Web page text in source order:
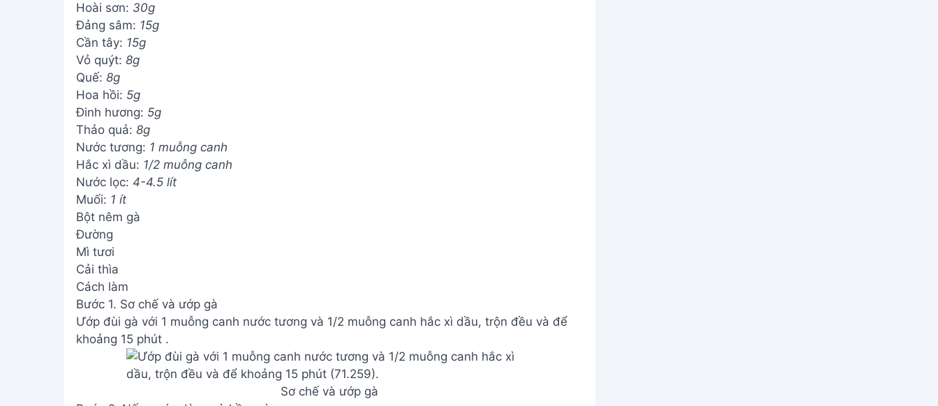
Hoài sơn: 30g
Đảng sâm: 15g
Cần tây: 15g
Vỏ quýt: 8g
Quế: 8g
Hoa hồi: 5g
Đinh hương: 5g
Thảo quả: 8g
Nước tương: 1 muỗng canh
Hắc xì dầu: 1/2 muỗng canh
Nước lọc: 4-4.5 lít
Muối: 1 ít
Bột nêm gà
Đường
Mì tươi
Cải thìa
Cách làm
Bước 1. Sơ chế và ướp gà
Ướp đùi gà với 1 muỗng canh nước tương và 1/2 muỗng canh hắc xì dầu, trộn đều và để
khoảng 15 phút .
Sơ chế và ướp gà